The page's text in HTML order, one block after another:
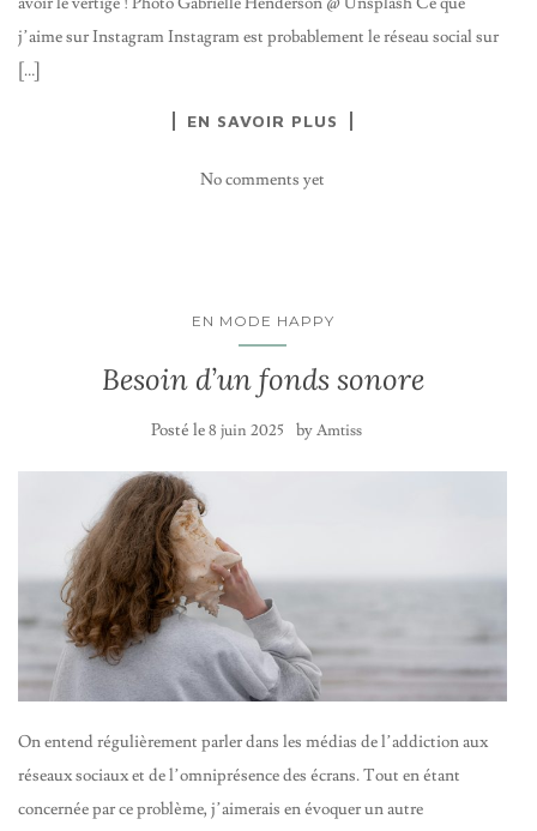
j’aime sur Instagram Instagram est probablement le réseau social sur
[…]
EN SAVOIR PLUS
No comments yet
EN MODE HAPPY
Besoin d’un fonds sonore
Posté le8 juin 2025 byAmtiss
On entend régulièrement parler dans les médias de l’addiction aux
réseaux sociaux et de l’omniprésence des écrans. Tout en étant
concernée par ce problème, j’aimerais en évoquer un autre